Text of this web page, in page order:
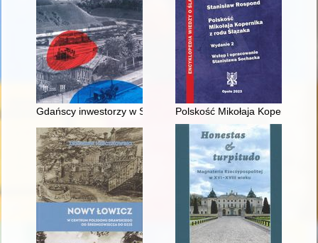
Gdańscy inwestorzy w Sopocie : prestiż finansowy i
Polskość Mikołaja Kopernika z